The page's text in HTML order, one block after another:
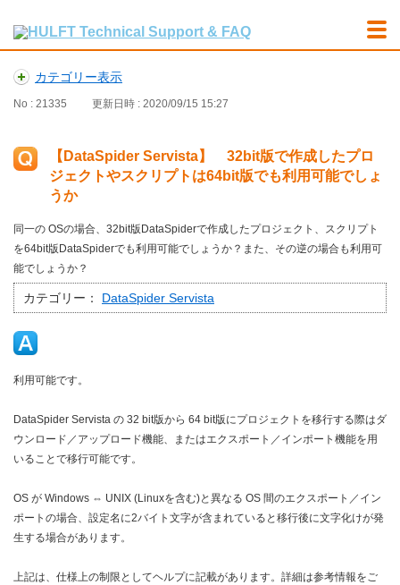
カテゴリー表示
No : 21335 更新日時 : 2020/09/15 15:27
【DataSpider Servista】 32bit版で作成したプロ
ジェクトやスクリプトは64bit版でも利用可能でしょ
うか
同一の OSの場合、32bit版DataSpiderで作成したプロジェクト、スクリプト
を64bit版DataSpiderでも利用可能でしょうか？また、その逆の場合も利用可
能でしょうか？
カテゴリー： DataSpider Servista
利用可能です。
DataSpider Servista の 32 bit版から 64 bit版にプロジェクトを移行する際はダ
ウンロード／アップロード機能、またはエクスポート／インポート機能を用
いることで移行可能です。
OS が Windows ⇔ UNIX (Linuxを含む)と異なる OS 間のエクスポート／イン
ポートの場合、設定名に2バイト文字が含まれていると移行後に文字化けが発
生する場合があります。
上記は、仕様上の制限としてヘルプに記載があります。詳細は参考情報をご